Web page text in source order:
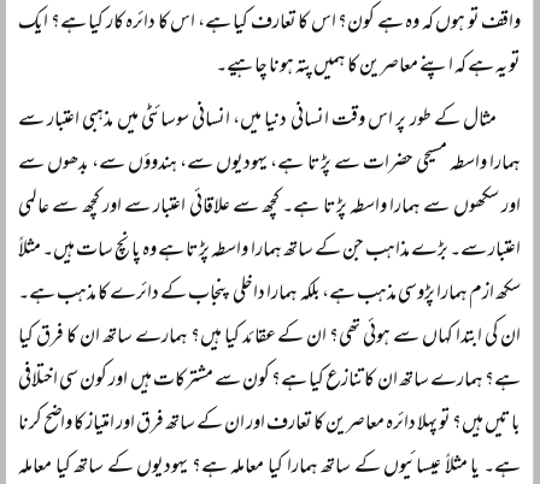
واقف تو ہوں کہ وہ ہے کون؟ اس کا تعارف کیا ہے، اس کا دائرہ کار کیا ہے؟ ایک
تو یہ ہے کہ اپنے معاصرین کا ہمیں پتہ ہونا چاہیے۔
مثال کے طور پر اس وقت انسانی دنیا میں، انسانی سوسائٹی میں مذہبی اعتبار سے
ہمارا واسطہ مسیحی حضرات سے پڑتا ہے، یہودیوں سے، ہندوؤں سے، بدھوں سے
اور سکھوں سے ہمارا واسطہ پڑتا ہے۔ کچھ سے علاقائی اعتبار سے اور کچھ سے عالمی
اعتبار سے۔ بڑے مذاہب جن کے ساتھ ہمارا واسطہ پڑتا ہے وہ پانچ سات ہیں۔ مثلاً
سکھ ازم ہمارا پڑوسی مذہب ہے، بلکہ ہمارا داخلی پنجاب کے دائرے کا مذہب ہے۔
ان کی ابتدا کہاں سے ہوئی تھی؟ ان کے عقائد کیا ہیں؟ ہمارے ساتھ ان کا فرق کیا
ہے؟ ہمارے ساتھ ان کا تنازع کیا ہے؟ کون سے مشترکات ہیں اور کون سی اختلافی
باتیں ہیں؟ تو پہلا دائرہ معاصرین کا تعارف اور ان کے ساتھ فرق اور امتیاز کا واضح کرنا
ہے۔ یا مثلاً عیسائیوں کے ساتھ ہمارا کیا معاملہ ہے؟ یہودیوں کے ساتھ کیا معاملہ